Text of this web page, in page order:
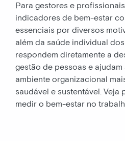
Para gestores e
indicadores de bem-estar
essenciais por diversos
além da saúde individual
respondem diretamente a
gestão de pessoas e
ambiente organizacional
saudável e sustentável. Veja
medir o bem-estar no